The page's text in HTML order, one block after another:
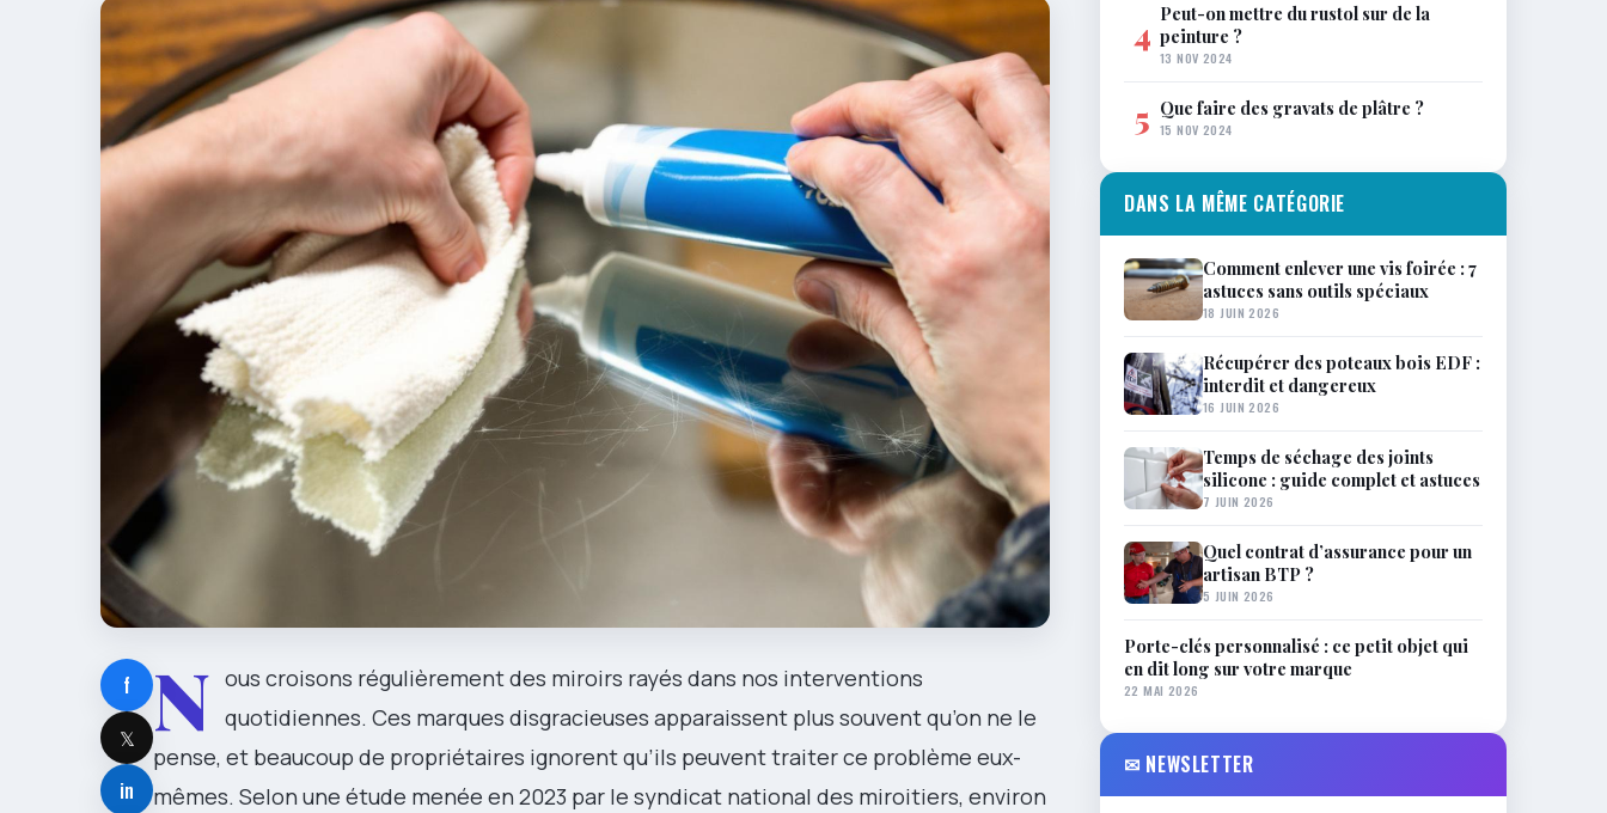
f
𝕏
in
N ous croisons régulièrement des miroirs rayés dans nos interventions
quotidiennes. Ces marques disgracieuses apparaissent plus souvent qu’on ne le
pense, et beaucoup de propriétaires ignorent qu’ils peuvent traiter ce problème eux-
mêmes. Selon une étude menée en 2023 par le syndicat national des miroitiers, environ
4 Peut-on mettre du rustol sur de la
peinture ?
13 NOV 2024
5 Que faire des gravats de plâtre ?
15 NOV 2024
DANS LA MÊME CATÉGORIE
Comment enlever une vis foirée : 7
astuces sans outils spéciaux
18 JUIN 2026
Récupérer des poteaux bois EDF :
interdit et dangereux
16 JUIN 2026
Temps de séchage des joints
silicone : guide complet et astuces
7 JUIN 2026
Quel contrat d’assurance pour un
artisan BTP ?
5 JUIN 2026
Porte-clés personnalisé : ce petit objet qui
en dit long sur votre marque
22 MAI 2026
✉ NEWSLETTER